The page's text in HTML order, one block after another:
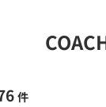
件